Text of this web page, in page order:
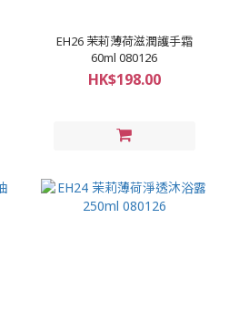
EH26 茉莉薄荷滋潤護手霜
60ml 080126
HK$198.00